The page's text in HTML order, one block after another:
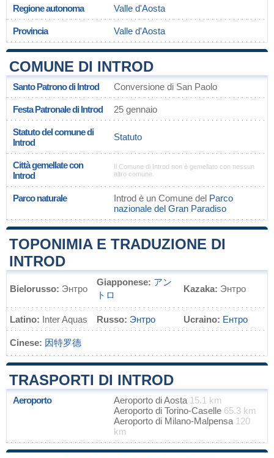
Regione autonoma Valle d'Aosta
Provincia Valle d'Aosta
COMUNE DI INTROD
Santo Patrono di Introd Conversione di San Paolo
Festa Patronale di Introd 25 gennaio
Statuto del comune di
Introd
Statuto
Città gemellate con
Introd
Il Comune di Introd non è gemellato con nessun
altro comune.
Parco naturale Introd è un Comune del Parco
nazionale del Gran Paradiso
TOPONIMIA E TRADUZIONE DI
INTROD
Bielorusso: Энтро
Giapponese: アン
トロ
Kazaka: Энтро
Latino: Inter Aquas Russo: Энтро Ucraino: Ентро
Cinese: 因特罗德
TRASPORTI DI INTROD
Aeroporto Aeroporto di Aosta 15.1 km
Aeroporto di Torino-Caselle 65.3 km
Aeroporto di Milano-Malpensa 120
km